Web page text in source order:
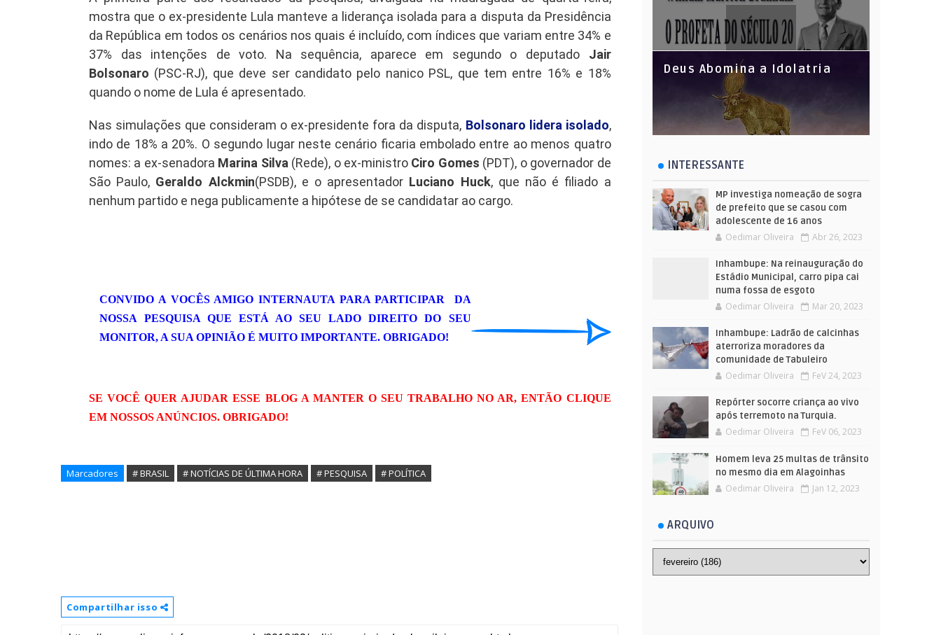
mostra que o ex-presidente Lula manteve a liderança isolada para a disputa da Presidência
da República em todos os cenários nos quais é incluído, com índices que variam entre 34% e
37% das intenções de voto. Na sequência, aparece em segundo o deputado Jair
Bolsonaro (PSC-RJ), que deve ser candidato pelo nanico PSL, que tem entre 16% e 18%
quando o nome de Lula é apresentado.
Nas simulações que consideram o ex-presidente fora da disputa, Bolsonaro lidera isolado,
indo de 18% a 20%. O segundo lugar neste cenário ficaria embolado entre ao menos quatro
nomes: a ex-senadora Marina Silva (Rede), o ex-ministro Ciro Gomes (PDT), o governador de
São Paulo, Geraldo Alckmin(PSDB), e o apresentador Luciano Huck, que não é filiado a
nenhum partido e nega publicamente a hipótese de se candidatar ao cargo.
CONVIDO A VOCÊS AMIGO INTERNAUTA PARA PARTICIPAR DA
NOSSA PESQUISA QUE ESTÁ AO SEU LADO DIREITO DO SEU
MONITOR, A SUA OPINIÃO É MUITO IMPORTANTE. OBRIGADO!
SE VOCÊ QUER AJUDAR ESSE BLOG A MANTER O SEU TRABALHO NO AR, ENTÃO CLIQUE
EM NOSSOS ANÚNCIOS. OBRIGADO!
Marcadores # BRASIL # NOTÍCIAS DE ÚLTIMA HORA # PESQUISA # POLÍTICA
Compartilhar isso
Deus Abomina a Idolatria
INTERESSANTE
MP investiga nomeação de sogra
de prefeito que se casou com
adolescente de 16 anos
Oedimar Oliveira Abr 26, 2023
Inhambupe: Na reinauguração do
Estádio Municipal, carro pipa cai
numa fossa de esgoto
Oedimar Oliveira Mar 20, 2023
Inhambupe: Ladrão de calcinhas
aterroriza moradores da
comunidade de Tabuleiro
Oedimar Oliveira FeV 24, 2023
Repórter socorre criança ao vivo
após terremoto na Turquia.
Oedimar Oliveira FeV 06, 2023
Homem leva 25 multas de trânsito
no mesmo dia em Alagoinhas
Oedimar Oliveira Jan 12, 2023
ARQUIVO